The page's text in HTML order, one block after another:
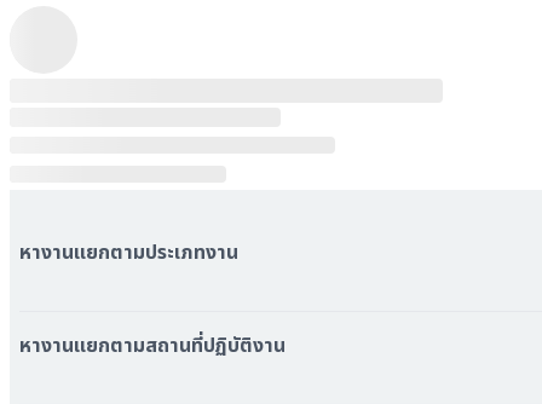
หางานแยกตามประเภทงาน
หมวดหมู่บริษัททั้งหมด
หางานแยกตามสถานที่ปฏิบัติงาน